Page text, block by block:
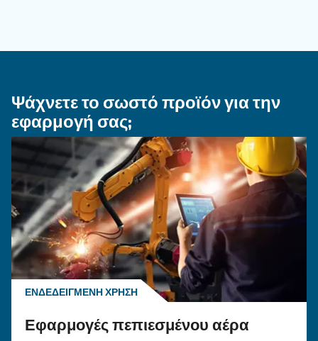
Πώς να επιλέξετε
σύνδεσης για το σύστημα
πεπιεσμένου αέρα
Μάθετε πώς να επιλέγετε τον σωστό εύκαμπτο
σωλήνα αέρα και τα εξαρτήματα σύνδεσης
σύστημα πεπιεσμένου αέρα για να
αέρα, να μειώσετε τις διαρροές, να
ασφάλεια και να ενισχύσετε την απόδοση.